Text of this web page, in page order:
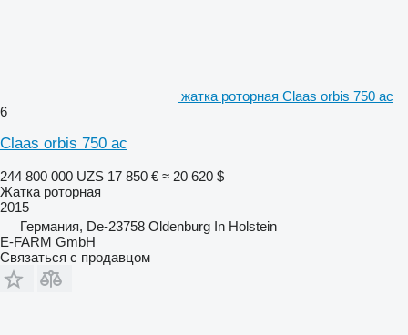
жатка роторная Claas orbis 750 ac
6
Claas orbis 750 ac
244 800 000 UZS 17 850 € ≈ 20 620 $
Жатка роторная
2015
Германия, De-23758 Oldenburg In Holstein
E-FARM GmbH
Связаться с продавцом